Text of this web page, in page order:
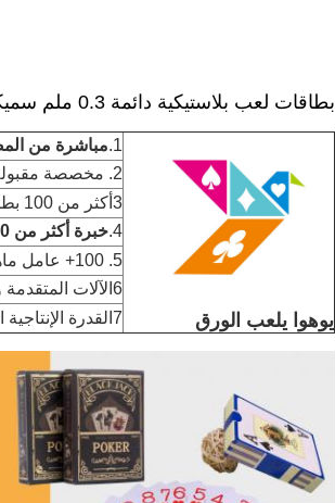
بطاقات لعب بلاستيكية دائمة 0.3 ملم سميكة 100٪ مقاومة للماء مادة البوكر المخصصة
يوهوا يلعب الورق
1. مباشرة من
2. مخصصة مقبولة
3أكثر من 100 بطاقة حجم القوالب
4. خبرة أكثر من 10 سنوات
5. 100+ عامل ماهر، 10000+ متر مربع منطقة ورشة العمل
6الآلات المتقدمة والمعدات الآلية
7القدرة الإنتاجية العالية